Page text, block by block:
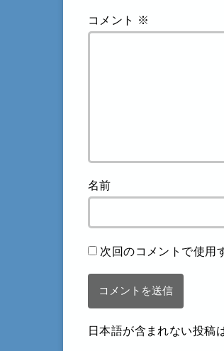
コメント ※
名前
次回のコメントで使用
日本語が含まれない投稿